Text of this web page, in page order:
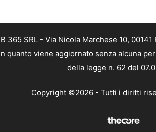
365 SRL - Via Nicola Marchese 10,
quanto viene aggiornato senza alcuna
della legge n. 62 del
Copyright ©2026 - Tutti i diritti